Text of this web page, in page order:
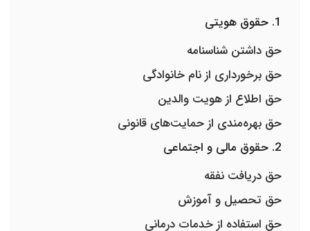
1. حقوق هویتی
حق داشتن شناسنامه
حق برخورداری از نام خانوادگی
حق اطلاع از هویت والدین
حق بهره‌مندی از حمایت‌های قانونی
2. حقوق مالی و اجتماعی
حق دریافت نفقه
حق تحصیل و آموزش
حق استفاده از خدمات درمانی